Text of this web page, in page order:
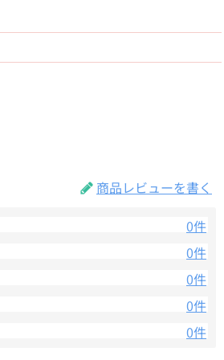
商品レビューを書く
0件
0件
0件
0件
0件